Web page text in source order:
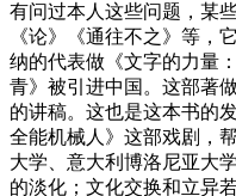
有问过本人这些问题，某
《论》《通往不之》等，
纳的代表做《文字的力量
青》被引进中国。这部著
的讲稿。这也是这本书的
全能机械人》这部戏剧，
大学、意大利博洛尼亚大
的淡化；文化交换和立异